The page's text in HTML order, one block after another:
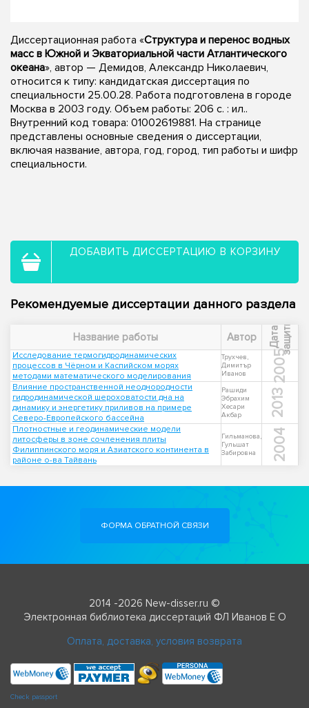
Диссертационная работа «Структура и перенос водных
масс в Южной и Экваториальной части Атлантического
океана», автор — Демидов, Александр Николаевич,
относится к типу: кандидатская диссертация по
специальности 25.00.28. Работа подготовлена в городе
Москва в 2003 году. Объем работы: 206 с. : ил..
Внутренний код товара: 01002619881. На странице
представлены основные сведения о диссертации,
включая название, автора, год, город, тип работы и шифр
специальности.
ДОБАВИТЬ ДИССЕРТАЦИЮ В КОРЗИНУ
Рекомендуемые диссертации данного раздела
Название работы Автор Д
а
т
а
з
а
щ
и
т ы
Исследование термогидродинамических
процессов в Чёрном и Каспийском морях
методами математического моделирования
Трухчев,
Димитър
Иванов
2005
Влияние пространственной неоднородности
гидродинамической шероховатости дна на
динамику и энергетику приливов на примере
Северо-Европейского бассейна
Рашиди
Эбрахим
Хесари
Акбар
2013
Плотностные и геодинамические модели
литосферы в зоне сочленения плиты
Филиппинского моря и Азиатского континента в
районе о-ва Тайвань
Гильманова,
Гульшат
Забировна
2004
ФОРМА ОБРАТНОЙ СВЯЗИ
2014 -2026 New-disser.ru ©
Электронная библиотека диссертаций ФЛ Иванов Е О
Оплата, доставка, условия возврата
Check passport